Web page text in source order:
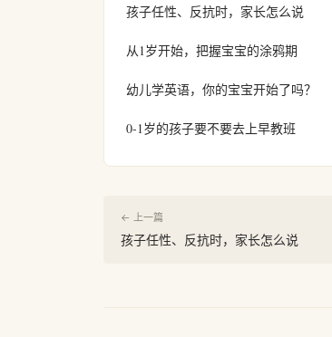
孩子任性、反抗时，家长怎么说
从1岁开始，把握宝宝的涂鸦期
幼儿学英语，你的宝宝开始了吗？
0-1岁的孩子要不要去上早教班
← 上一篇
孩子任性、反抗时，家长怎么说